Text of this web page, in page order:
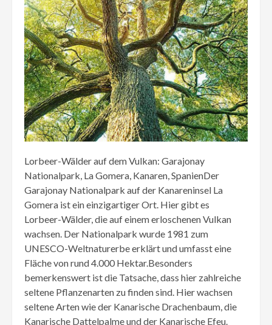
Lorbeer-Wälder auf dem Vulkan: Garajonay
Nationalpark, La Gomera, Kanaren, SpanienDer
Garajonay Nationalpark auf der Kanareninsel La
Gomera ist ein einzigartiger Ort. Hier gibt es
Lorbeer-Wälder, die auf einem erloschenen Vulkan
wachsen. Der Nationalpark wurde 1981 zum
UNESCO-Weltnaturerbe erklärt und umfasst eine
Fläche von rund 4.000 Hektar.Besonders
bemerkenswert ist die Tatsache, dass hier zahlreiche
seltene Pflanzenarten zu finden sind. Hier wachsen
seltene Arten wie der Kanarische Drachenbaum, die
Kanarische Dattelpalme und der Kanarische Efeu.